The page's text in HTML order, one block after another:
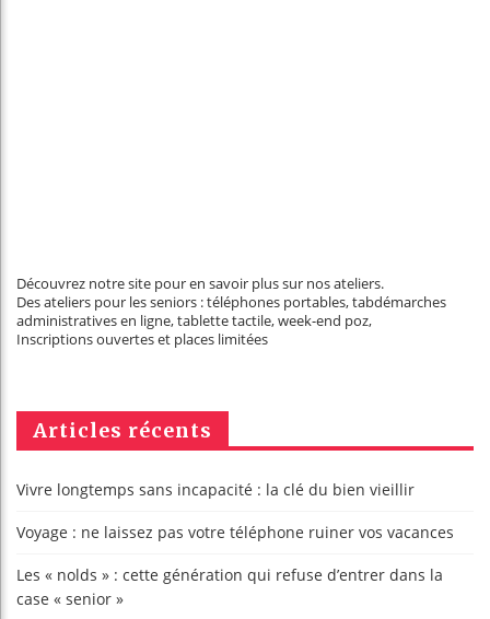
Découvrez notre site pour en savoir plus sur nos ateliers.
Des ateliers pour les seniors : téléphones portables, tabdémarches
administratives en ligne, tablette tactile, week-end poz,
Inscriptions ouvertes et places limitées
Articles récents
Vivre longtemps sans incapacité : la clé du bien vieillir
Voyage : ne laissez pas votre téléphone ruiner vos vacances
Les « nolds » : cette génération qui refuse d’entrer dans la
case « senior »